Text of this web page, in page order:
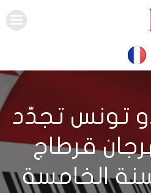
تونس تجدّد
قرطاج
الخامسة